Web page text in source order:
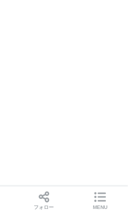
フォロー MENU